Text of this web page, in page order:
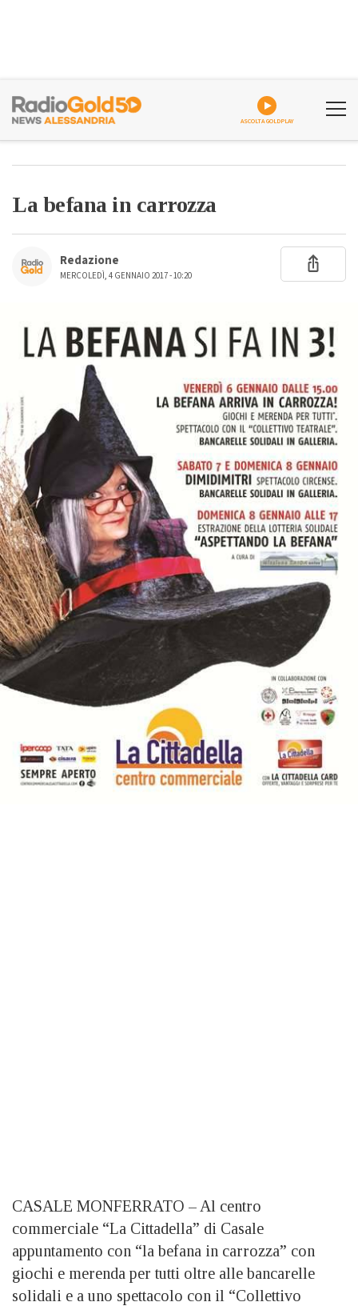
ASCOLTA GOLDPLAY
La befana in carrozza
Redazione
MERCOLEDÌ, 4 GENNAIO 2017 - 10:20
CASALE MONFERRATO – Al centro
commerciale “La Cittadella” di Casale
appuntamento con “la befana in carrozza” con
giochi e merenda per tutti oltre alle bancarelle
solidali e a uno spettacolo con il “Collettivo